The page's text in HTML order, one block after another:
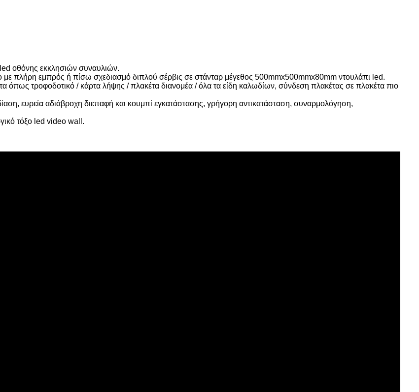
οθόνης εκκλησιών συναυλιών.
με πλήρη εμπρός ή πίσω σχεδιασμό διπλού σέρβις σε στάνταρ μέγεθος 500mmx500mmx80mm ντουλάπι led.
τροφοδοτικό / κάρτα λήψης / πλακέτα διανομέα / όλα τα είδη καλωδίων, σύνδεση πλακέτας σε πλακέτα πιο
ευρεία αδιάβροχη διεπαφή και κουμπί εγκατάστασης, γρήγορη αντικατάσταση, συναρμολόγηση,
τόξο led video wall.